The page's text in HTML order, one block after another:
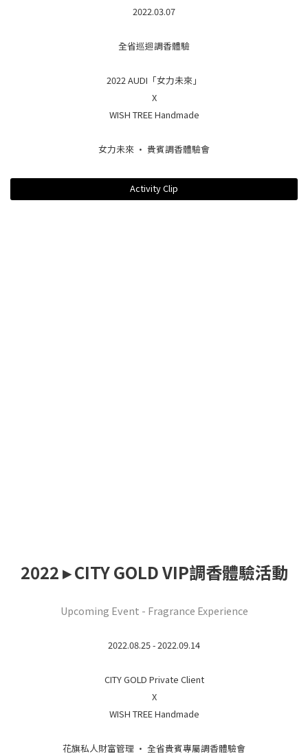
2022.03.07
全省巡迴調香體驗
2022 AUDI「女力未來」
X
WISH TREE Handmade
女力未來 · 貴賓調香體驗會
Activity Clip
2022 ▸ CITY GOLD VIP調香體驗活動
Upcoming Event - Fragrance Experience
2022.08.25 - 2022.09.14
CITY GOLD Private Client
X
WISH TREE Handmade
花旗私人財富管理 · 全省貴賓專屬調香體驗會